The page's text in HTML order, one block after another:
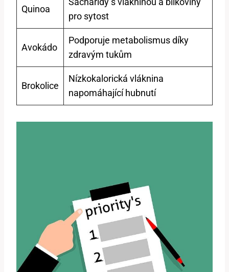
Quinoa
pro sytost
Avokádo
Podporuje metabolismus díky
zdravým tukům
Brokolice
Nízkokalorická vláknina
napomáhající hubnutí